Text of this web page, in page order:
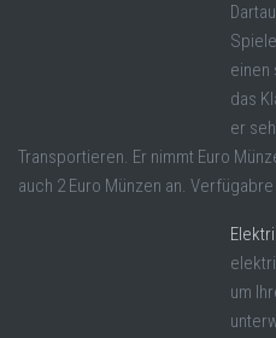
einen
das
er
Transportieren. Er nimmt Euro
auch 2 Euro Münzen an.
um